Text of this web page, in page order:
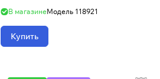
В магазинеМодель 118921
Купить